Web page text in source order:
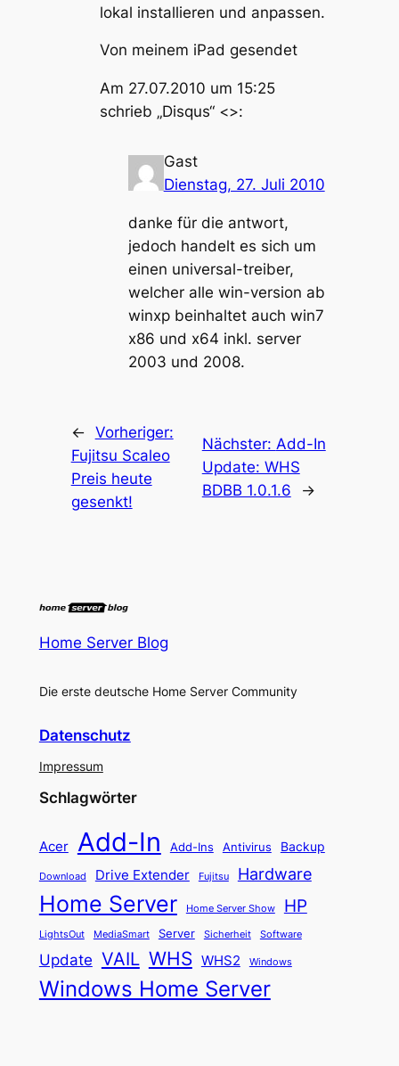
lokal installieren und anpassen.
Von meinem iPad gesendet
Am 27.07.2010 um 15:25
schrieb „Disqus“ <>:
Gast
Dienstag, 27. Juli 2010
danke für die antwort,
jedoch handelt es sich um
einen universal-treiber,
welcher alle win-version ab
winxp beinhaltet auch win7
x86 und x64 inkl. server
2003 und 2008.
← Vorheriger:
Fujitsu Scaleo
Preis heute
gesenkt!
Nächster: Add-In
Update: WHS
BDBB 1.0.1.6
→
Home Server Blog
Die erste deutsche Home Server Community
Datenschutz
Impressum
Schlagwörter
Acer Add-In Add-Ins Antivirus Backup
Download Drive Extender Fujitsu Hardware
Home Server Home Server Show HP
LightsOut MediaSmart Server Sicherheit Software
Update VAIL WHS WHS2 Windows
Windows Home Server